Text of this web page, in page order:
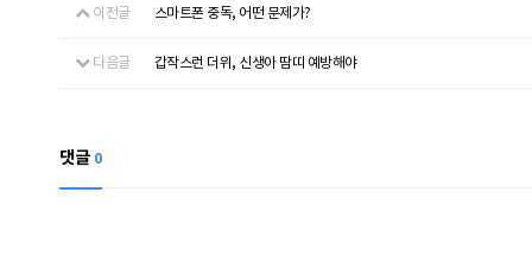
이전글 스마트폰 중독, 어떤 문제가?
다음글 갑작스런 더위, 신생아 땀띠 예방해야
댓글 0